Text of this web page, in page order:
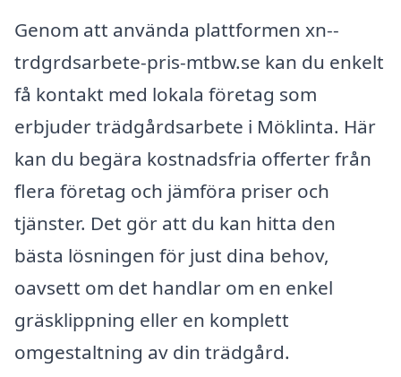
Genom att använda plattformen xn--
trdgrdsarbete-pris-mtbw.se kan du enkelt
få kontakt med lokala företag som
erbjuder trädgårdsarbete i Möklinta. Här
kan du begära kostnadsfria offerter från
flera företag och jämföra priser och
tjänster. Det gör att du kan hitta den
bästa lösningen för just dina behov,
oavsett om det handlar om en enkel
gräsklippning eller en komplett
omgestaltning av din trädgård.